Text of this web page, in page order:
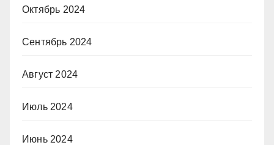
Октябрь 2024
Сентябрь 2024
Август 2024
Июль 2024
Июнь 2024